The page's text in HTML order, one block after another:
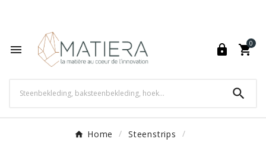
  
0

Home
Steenstrips